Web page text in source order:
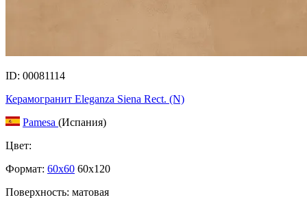
ID: 00081114
Керамогранит Eleganza Siena Rect. (N)
Pamesa (Испания)
Цвет:
Формат: 60x60 60x120
Поверхность: матовая